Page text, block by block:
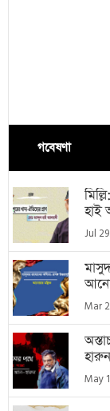
গবেষণা
Jul
Mar
May